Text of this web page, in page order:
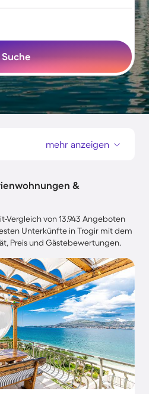
Suche
mehr anzeigen
&
Vergleich von 13.943 Angeboten
Unterkünfte in Trogir mit dem
Preis und Gästebewertungen.